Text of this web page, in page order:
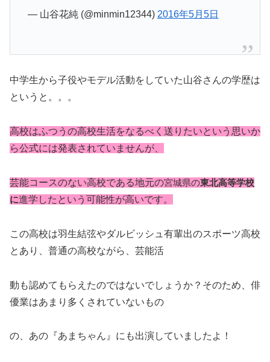
— 山谷花純 (@minmin12344) 2016年5月5日
中学生から子役やモデル活動をしていた山谷さんの学歴は
というと。。。
高校はふつうの高校生活をなるべく送りたいという思いか
ら公式には発表されていませんが、
芸能コースのない高校である地元の宮城県の東北高等学校
に進学したという可能性が高いです。
この高校は羽生結弦やダルビッシュ有輩出のスポーツ高校
とあり、普通の高校ながら、芸能活
動も認めてもらえたのではないでしょうか？そのため、俳
優業はあまり多くされていないもの
の、あの『あまちゃん』にも出演していましたよ！